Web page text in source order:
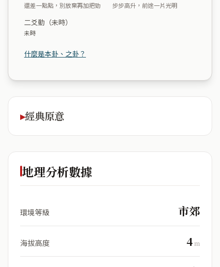
還差一點點，別放棄再加把勁 步步高升，前途一片光明
二爻動（未時）
未時
什麼是本卦、之卦？
經典原意
地理分析數據
環境等級 市郊
海拔高度 4 m